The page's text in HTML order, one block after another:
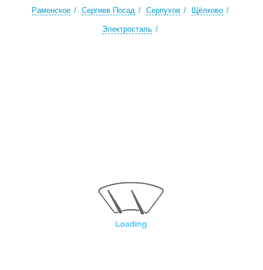
Раменское Сергиев Посад Серпухов Щёлково
Электросталь